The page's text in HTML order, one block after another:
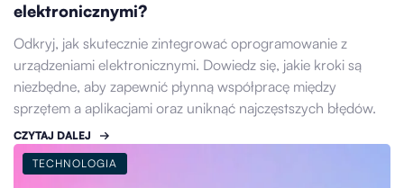
elektronicznymi?
Odkryj, jak skutecznie zintegrować oprogramowanie z
urządzeniami elektronicznymi. Dowiedz się, jakie kroki są
niezbędne, aby zapewnić płynną współpracę między
sprzętem a aplikacjami oraz uniknąć najczęstszych błędów.
CZYTAJ DALEJ
TECHNOLOGIA